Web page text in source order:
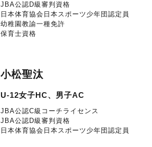
JBA公認D級審判資格
日本体育協会日本スポーツ少年団認定員
幼稚園教諭一種免許
保育士資格
小松聖汰
U-12女子HC、男子AC
JBA公認C級コーチライセンス
JBA公認D級審判資格
日本体育協会日本スポーツ少年団認定員